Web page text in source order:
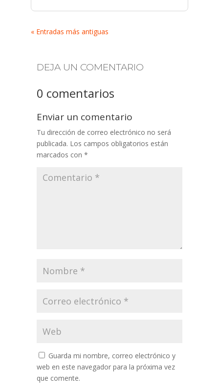
« Entradas más antiguas
DEJA UN COMENTARIO
0 comentarios
Enviar un comentario
Tu dirección de correo electrónico no será
publicada. Los campos obligatorios están
marcados con *
Guarda mi nombre, correo electrónico y
web en este navegador para la próxima vez
que comente.